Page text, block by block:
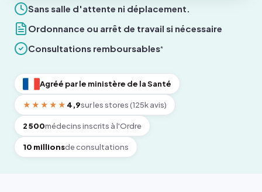
Sans salle d'attente ni déplacement.
Ordonnance ou arrêt de travail si nécessaire
Consultations remboursables*
Agréé par le ministère de la Santé
★★★★★ 4,9sur les stores (125k avis)
2 500médecins inscrits à l'Ordre
10 millionsde consultations